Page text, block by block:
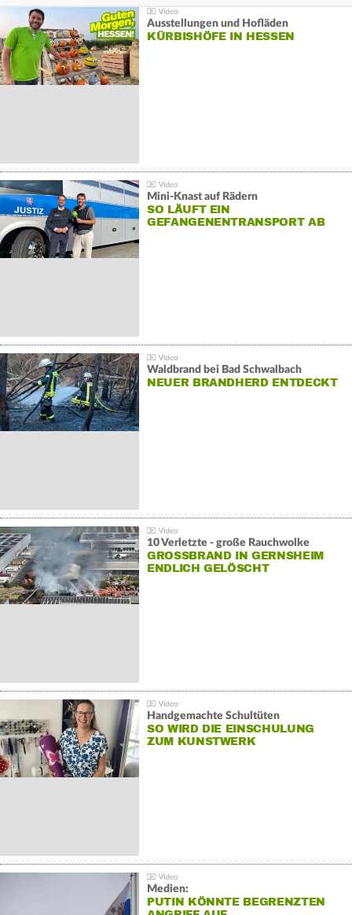
Ausstellungen und Hofläden
KÜRBISHÖFE IN HESSEN
Mini-Knast auf Rädern
SO LÄUFT EIN
GEFANGENENTRANSPORT AB
Waldbrand bei Bad Schwalbach
NEUER BRANDHERD ENTDECKT
10 Verletzte - große Rauchwolke
GROSSBRAND IN GERNSHEIM E
NDLICH GELÖSCHT
Handgemachte Schultüten
SO WIRD DIE EINSCHULUNG
ZUM KUNSTWERK
Medien:
PUTIN KÖNNTE BEGRENZTEN